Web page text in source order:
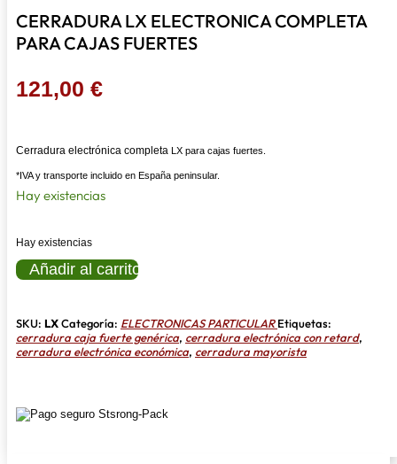
CERRADURA LX ELECTRONICA COMPLETA
PARA CAJAS FUERTES
121,00 €
Cerradura electrónica completa LX para cajas fuertes.
*IVA y transporte incluido en España peninsular.
Hay existencias
Hay existencias
CERRADURA
LX
PARA
CAJAS
FUERTES
Añadir al carrito
SKU: LXCategoría: ELECTRONICAS PARTICULAREtiquetas:
cerradura caja fuerte genérica, cerradura electrónica con retard,
cerradura electrónica económica, cerradura mayorista